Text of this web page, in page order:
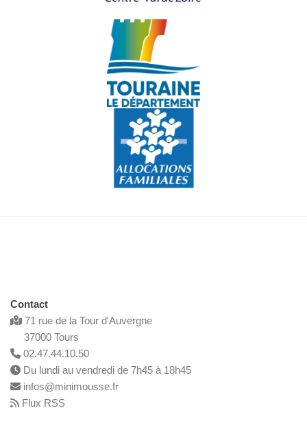
Contact
71 rue de la Tour d'Auvergne
37000 Tours
02.47.44.10.50
Du lundi au vendredi de 7h45 à 18h45
infos@minimousse.fr
Flux RSS